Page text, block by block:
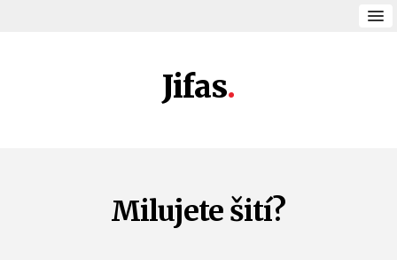
Jifas
Milujete šití?